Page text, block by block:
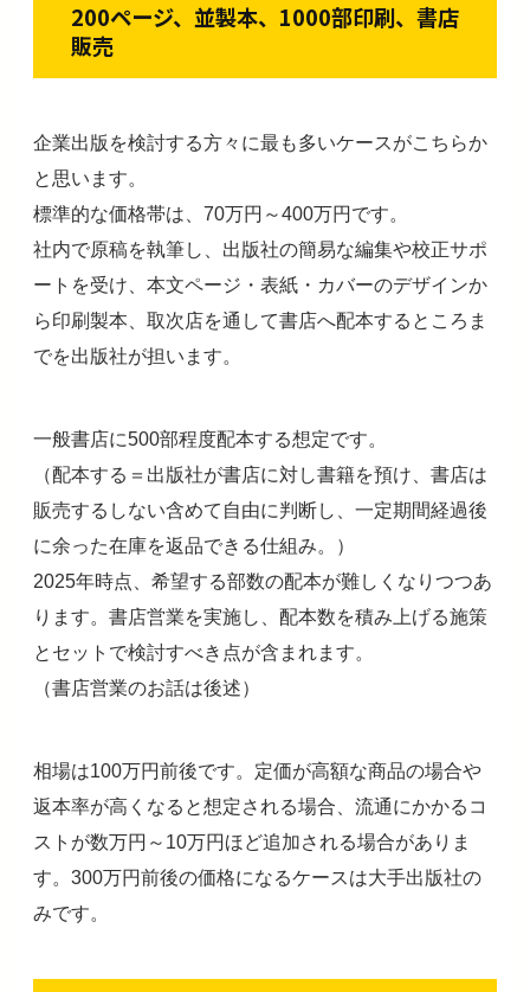
200ページ、並製本、1000部印刷、書店
販売
企業出版を検討する方々に最も多いケースがこちらか
と思います。
標準的な価格帯は、70万円～400万円です。
社内で原稿を執筆し、出版社の簡易な編集や校正サポ
ートを受け、本文ページ・表紙・カバーのデザインか
ら印刷製本、取次店を通して書店へ配本するところま
でを出版社が担います。
一般書店に500部程度配本する想定です。
（配本する＝出版社が書店に対し書籍を預け、書店は
販売するしない含めて自由に判断し、一定期間経過後
に余った在庫を返品できる仕組み。）
2025年時点、希望する部数の配本が難しくなりつつあ
ります。書店営業を実施し、配本数を積み上げる施策
とセットで検討すべき点が含まれます。
（書店営業のお話は後述）
相場は100万円前後です。定価が高額な商品の場合や
返本率が高くなると想定される場合、流通にかかるコ
ストが数万円～10万円ほど追加される場合がありま
す。300万円前後の価格になるケースは大手出版社の
みです。